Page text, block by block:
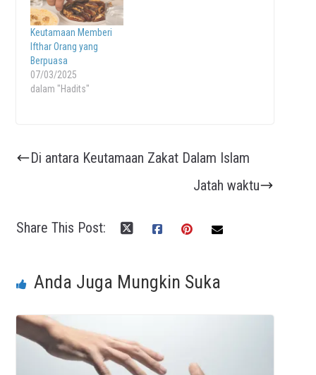
Keutamaan Memberi
Ifthar Orang yang
Berpuasa
07/03/2025
dalam "Hadits"
Di antara Keutamaan Zakat Dalam Islam
Jatah waktu
Share This Post:
Anda Juga Mungkin Suka